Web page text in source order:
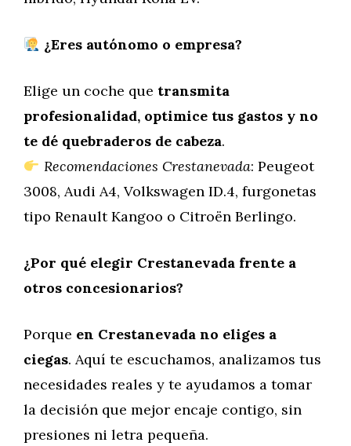
¿Eres autónomo o empresa?
Elige un coche que transmita
profesionalidad, optimice tus gastos y no
te dé quebraderos de cabeza.
Recomendaciones Crestanevada: Peugeot
3008, Audi A4, Volkswagen ID.4, furgonetas
tipo Renault Kangoo o Citroën Berlingo.
¿Por qué elegir Crestanevada frente a
otros concesionarios?
Porque en Crestanevada no eliges a
ciegas. Aquí te escuchamos, analizamos tus
necesidades reales y te ayudamos a tomar
la decisión que mejor encaje contigo, sin
presiones ni letra pequeña.